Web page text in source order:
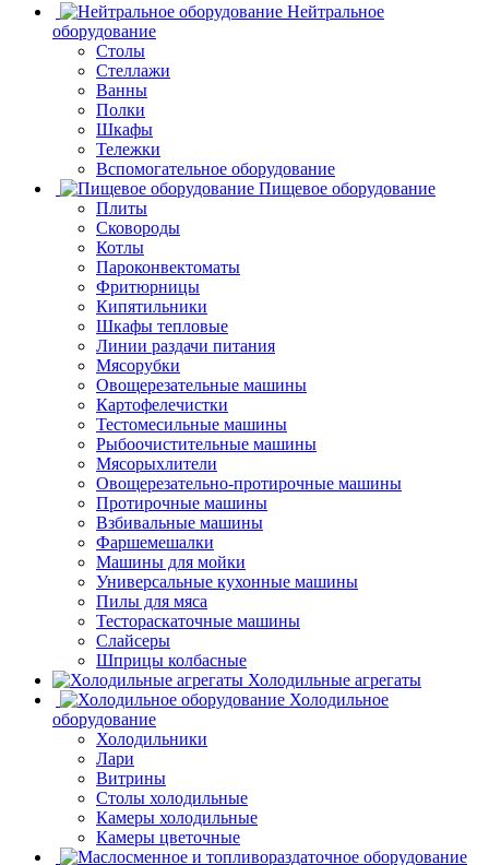
Нейтральное
оборудование
Столы
Стеллажи
Ванны
Полки
Шкафы
Тележки
Вспомогательное оборудование
Пищевое оборудование
Плиты
Сковороды
Котлы
Пароконвектоматы
Фритюрницы
Кипятильники
Шкафы тепловые
Линии раздачи питания
Мясорубки
Овощерезательные машины
Картофелечистки
Тестомесильные машины
Рыбоочистительные машины
Мясорыхлители
Овощерезательно-протирочные машины
Протирочные машины
Взбивальные машины
Фаршемешалки
Машины для мойки
Универсальные кухонные машины
Пилы для мяса
Тестораскаточные машины
Слайсеры
Шприцы колбасные
Холодильные агрегаты
Холодильное
оборудование
Холодильники
Лари
Витрины
Столы холодильные
Камеры холодильные
Камеры цветочные